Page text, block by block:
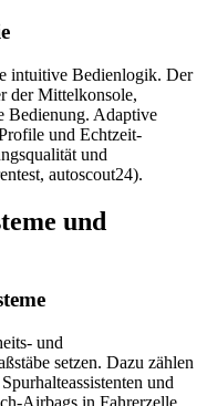
intuitive Bedienlogik. Der
der Mittelkonsole,
Bedienung. Adaptive
und Echtzeit-
und
autoscout24).
und
und
setzen. Dazu zählen
und